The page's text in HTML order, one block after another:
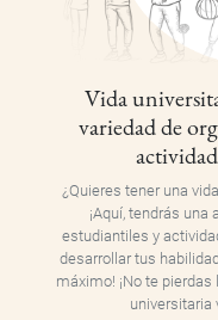
Vida
variedad de
¿Quieres tener una
¡Aquí, tendrás
estudiantiles y
desarrollar tus
máximo! ¡No te
universitaria